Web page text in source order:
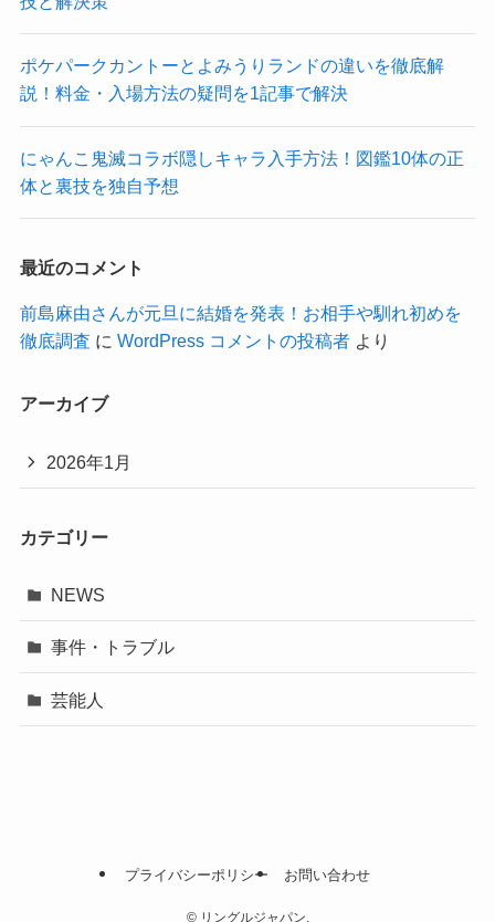
ポケパークカントーとよみうりランドの違いを徹底解
説！料金・入場方法の疑問を1記事で解決
にゃんこ鬼滅コラボ隠しキャラ入手方法！図鑑10体の正
体と裏技を独自予想
最近のコメント
前島麻由さんが元旦に結婚を発表！お相手や馴れ初めを
徹底調査 に WordPress コメントの投稿者より
アーカイブ
2026年1月
カテゴリー
NEWS
事件・トラブル
芸能人
プライバシーポリシー お問い合わせ
©リングルジャパン.